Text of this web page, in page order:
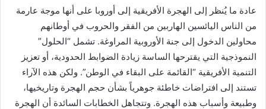
عادة ما يُنظر إلى الهجرة الأفريقية إلى أوروبا على أنها موجة عارمة
من الناس اليائسين الهاربين من الفقر والحروب في أوطانهم
محاولين الدخول إلى جنة الأوروبية المراوغة. تشمل “الحلول”
النموذجية التي يقترحها الساسة زيادة الضوابط الحدودية، أو تعزيز
التنمية الأفريقية “القائمة على البقاء في الوطن”. ولكن هذه الآراء
تستند إلى افتراضات خاطئة جوهرياً بشأن حجم الهجرة وتاريخيها،
وطبيعة وأسباب هذه الهجرة. وتتجاهل الخطابات السائدة أن الهجرة